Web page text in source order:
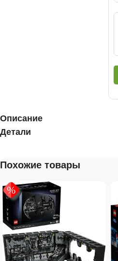
Описание
Детали
Похожие товары
%